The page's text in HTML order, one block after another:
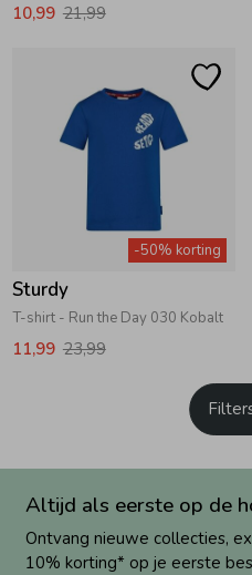
10,99 21,99
-50% korting
Sturdy
T-shirt - Run the Day 030 Kobalt
11,99 23,99
Altijd als eerste op de
Ontvang nieuwe collecties,
10% korting* op je eerste